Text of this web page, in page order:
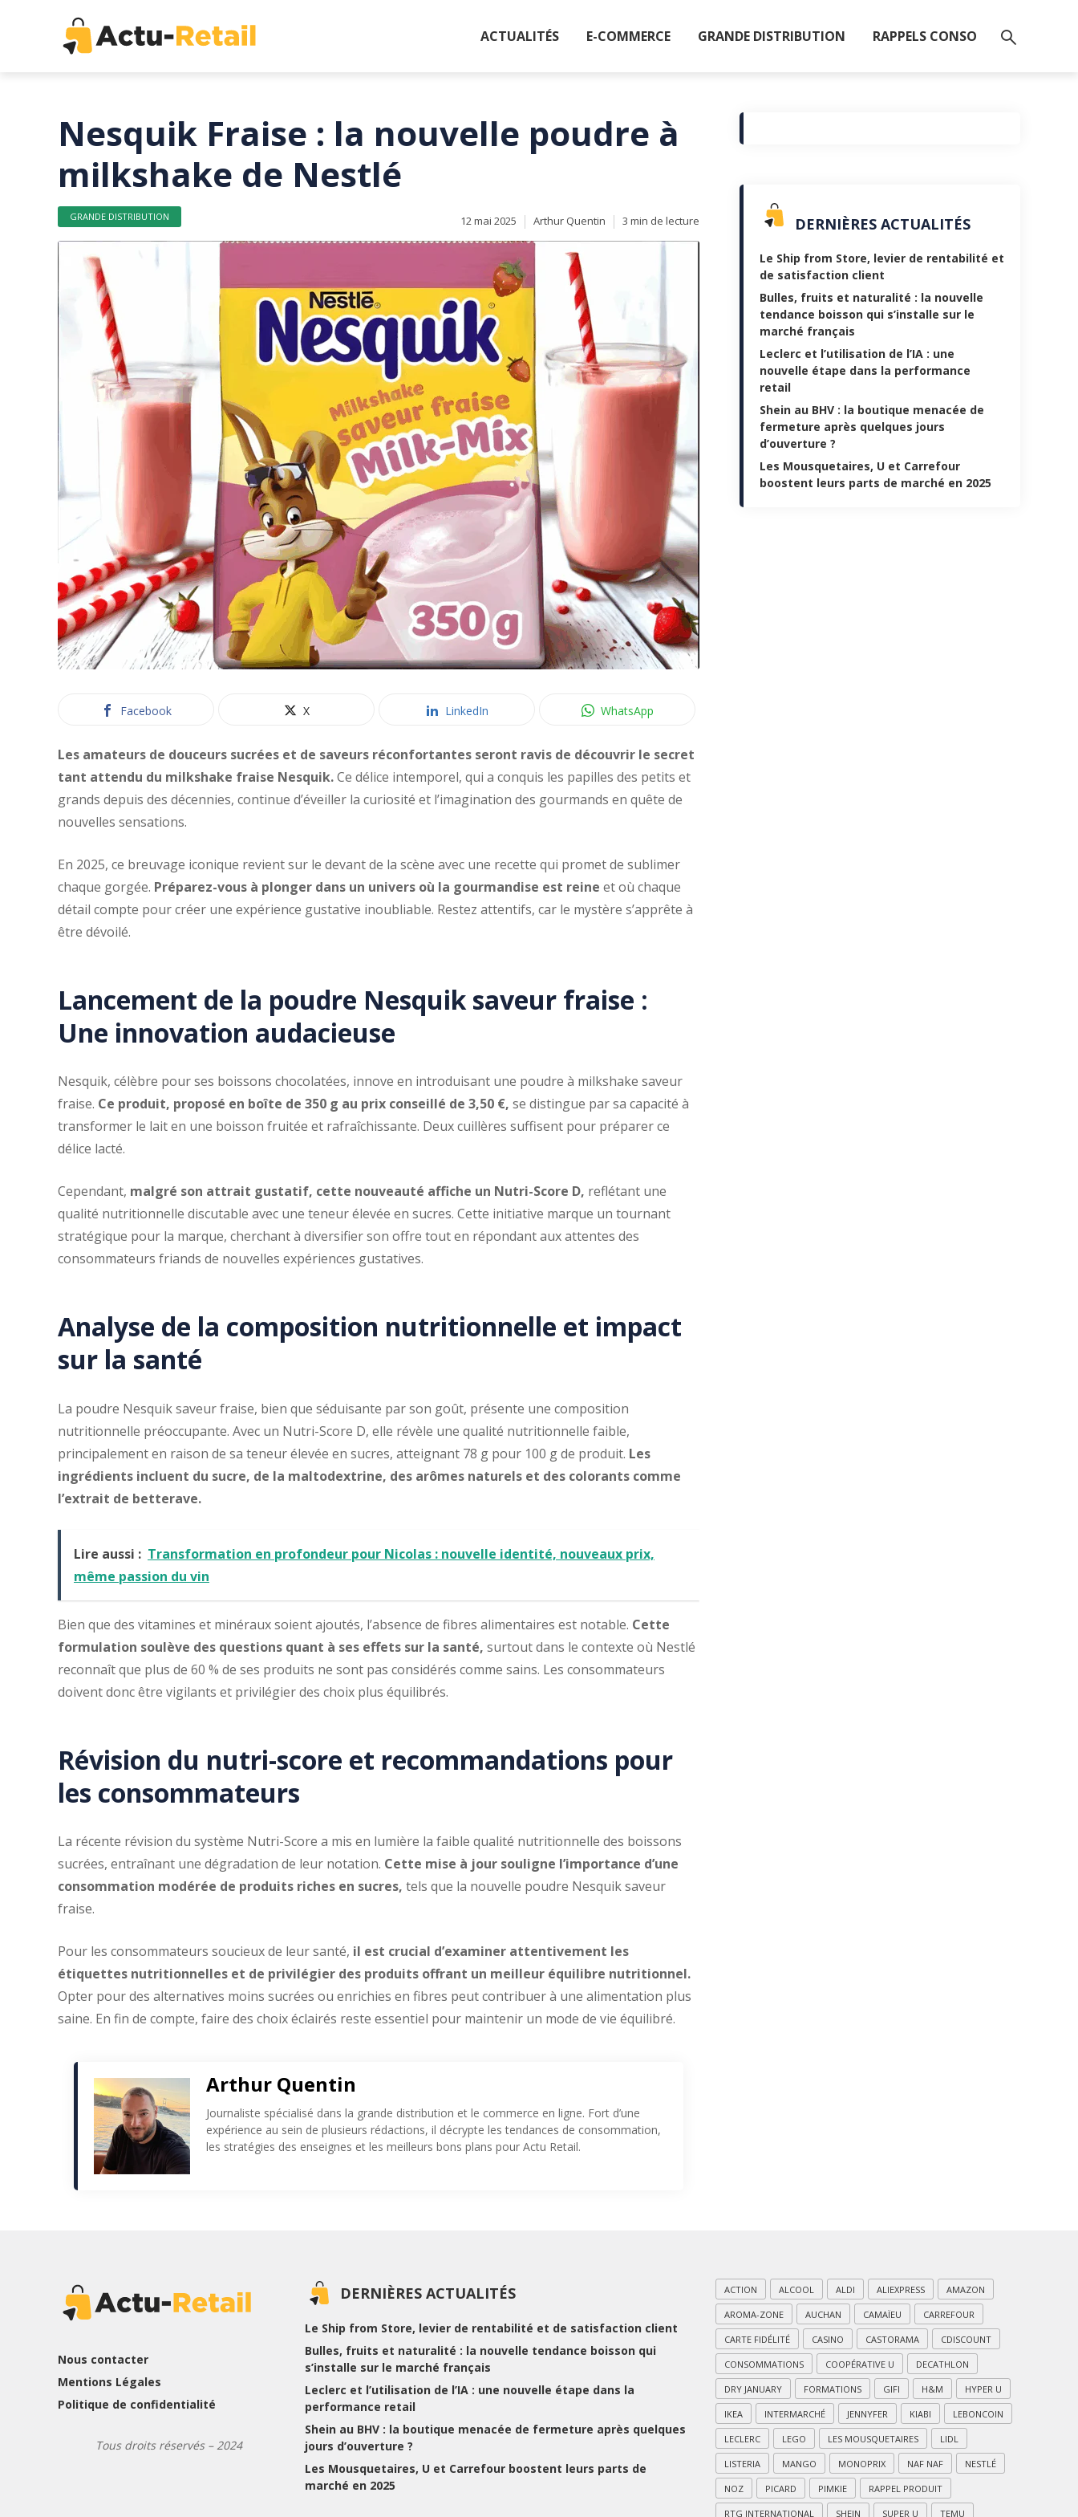
ACTUALITÉS E-COMMERCE GRANDE DISTRIBUTION RAPPELS CONSO
Nesquik Fraise : la nouvelle poudre à
milkshake de Nestlé
GRANDE DISTRIBUTION 12 mai 2025 Arthur Quentin 3 min de lecture
Facebook X LinkedIn WhatsApp
Les amateurs de douceurs sucrées et de saveurs réconfortantes seront ravis de découvrir le secret
tant attendu du milkshake fraise Nesquik.Ce délice intemporel, qui a conquis les papilles des petits et
grands depuis des décennies, continue d’éveiller la curiosité et l’imagination des gourmands en quête de
nouvelles sensations.
En 2025, ce breuvage iconique revient sur le devant de la scène avec une recette qui promet de sublimer
chaque gorgée. Préparez-vous à plonger dans un univers où la gourmandise est reine et où chaque
détail compte pour créer une expérience gustative inoubliable. Restez attentifs, car le mystère s’apprête à
être dévoilé.
Lancement de la poudre Nesquik saveur fraise :
Une innovation audacieuse
Nesquik, célèbre pour ses boissons chocolatées, innove en introduisant une poudre à milkshake saveur
fraise. Ce produit, proposé en boîte de 350 g au prix conseillé de 3,50 €, se distingue par sa capacité à
transformer le lait en une boisson fruitée et rafraîchissante. Deux cuillères suffisent pour préparer ce
délice lacté.
Cependant, malgré son attrait gustatif, cette nouveauté affiche un Nutri-Score D, reflétant une
qualité nutritionnelle discutable avec une teneur élevée en sucres. Cette initiative marque un tournant
stratégique pour la marque, cherchant à diversifier son offre tout en répondant aux attentes des
consommateurs friands de nouvelles expériences gustatives.
Analyse de la composition nutritionnelle et impact
sur la santé
La poudre Nesquik saveur fraise, bien que séduisante par son goût, présente une composition
nutritionnelle préoccupante. Avec un Nutri-Score D, elle révèle une qualité nutritionnelle faible,
principalement en raison de sa teneur élevée en sucres, atteignant 78 g pour 100 g de produit. Les
ingrédients incluent du sucre, de la maltodextrine, des arômes naturels et des colorants comme
l’extrait de betterave.
Lire aussi : Transformation en profondeur pour Nicolas : nouvelle identité, nouveaux prix,
même passion du vin
Bien que des vitamines et minéraux soient ajoutés, l’absence de fibres alimentaires est notable. Cette
formulation soulève des questions quant à ses effets sur la santé, surtout dans le contexte où Nestlé
reconnaît que plus de 60 % de ses produits ne sont pas considérés comme sains. Les consommateurs
doivent donc être vigilants et privilégier des choix plus équilibrés.
Révision du nutri-score et recommandations pour
les consommateurs
La récente révision du système Nutri-Score a mis en lumière la faible qualité nutritionnelle des boissons
sucrées, entraînant une dégradation de leur notation. Cette mise à jour souligne l’importance d’une
consommation modérée de produits riches en sucres, tels que la nouvelle poudre Nesquik saveur
fraise.
Pour les consommateurs soucieux de leur santé, il est crucial d’examiner attentivement les
étiquettes nutritionnelles et de privilégier des produits offrant un meilleur équilibre nutritionnel.
Opter pour des alternatives moins sucrées ou enrichies en fibres peut contribuer à une alimentation plus
saine. En fin de compte, faire des choix éclairés reste essentiel pour maintenir un mode de vie équilibré.
Arthur Quentin
Journaliste spécialisé dans la grande distribution et le commerce en ligne. Fort d’une
expérience au sein de plusieurs rédactions, il décrypte les tendances de consommation,
les stratégies des enseignes et les meilleurs bons plans pour Actu Retail.
DERNIÈRES ACTUALITÉS
Le Ship from Store, levier de rentabilité et
de satisfaction client
Bulles, fruits et naturalité : la nouvelle
tendance boisson qui s’installe sur le
marché français
Leclerc et l’utilisation de l’IA : une
nouvelle étape dans la performance
retail
Shein au BHV : la boutique menacée de
fermeture après quelques jours
d’ouverture ?
Les Mousquetaires, U et Carrefour
boostent leurs parts de marché en 2025
Nous contacter
Mentions Légales
Politique de confidentialité
Tous droits réservés – 2024
DERNIÈRES ACTUALITÉS
Le Ship from Store, levier de rentabilité et de satisfaction client
Bulles, fruits et naturalité : la nouvelle tendance boisson qui
s’installe sur le marché français
Leclerc et l’utilisation de l’IA : une nouvelle étape dans la
performance retail
Shein au BHV : la boutique menacée de fermeture après quelques
jours d’ouverture ?
Les Mousquetaires, U et Carrefour boostent leurs parts de
marché en 2025
ACTION ALCOOL ALDI ALIEXPRESS AMAZON
AROMA-ZONE AUCHAN CAMAÏEU CARREFOUR
CARTE FIDÉLITÉ CASINO CASTORAMA CDISCOUNT
CONSOMMATIONS COOPÉRATIVE U DECATHLON
DRY JANUARY FORMATIONS GIFI H&M HYPER U
IKEA INTERMARCHÉ JENNYFER KIABI LEBONCOIN
LECLERC LEGO LES MOUSQUETAIRES LIDL
LISTERIA MANGO MONOPRIX NAF NAF NESTLÉ
NOZ PICARD PIMKIE RAPPEL PRODUIT
RTG INTERNATIONAL SHEIN SUPER U TEMU